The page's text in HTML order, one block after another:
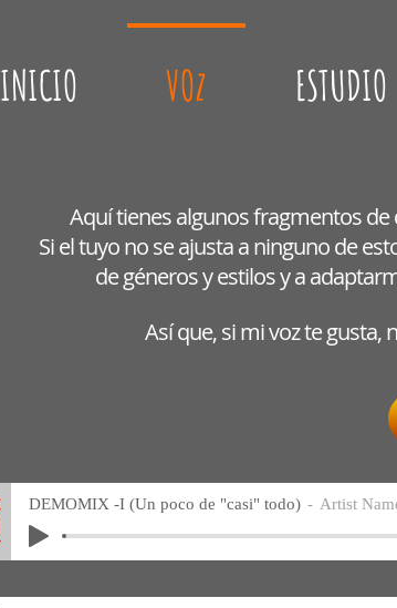
INICIO VOz ESTUDIO
Aquí tienes algunos fragmentos
Si el tuyo no se ajusta a ninguno de
de géneros y estilos y a
Así que, si mi voz te
DEMOMIX -I (Un poco de "casi" todo) Artist